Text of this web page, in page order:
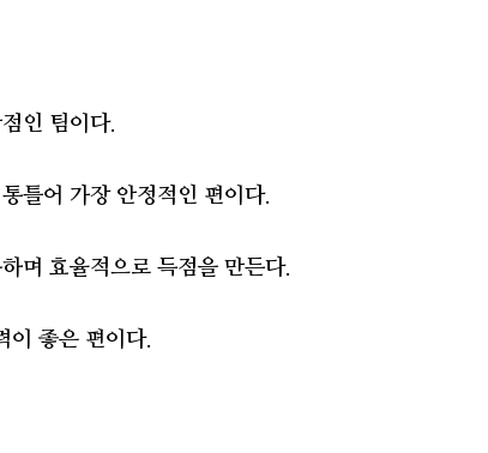
인 팀이다.
틀어 가장 안정적인 편이다.
며 효율적으로 득점을 만든다.
이 좋은 편이다.